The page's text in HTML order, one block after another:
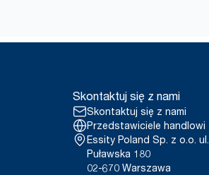
Skontaktuj się z nami
Skontaktuj się z nami
Przedstawiciele handlowi
Essity Poland Sp. z o.o. ul.
Puławska 180
02-670 Warszawa